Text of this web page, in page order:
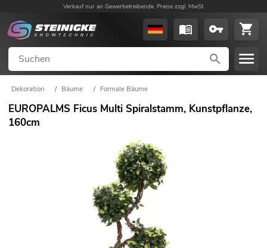
Verkauf nur an Gewerbetreibende. Preise zzgl. MwSt.
Dekoration / Bäume / Formale Bäume
EUROPALMS Ficus Multi Spiralstamm, Kunstpflanze,
160cm